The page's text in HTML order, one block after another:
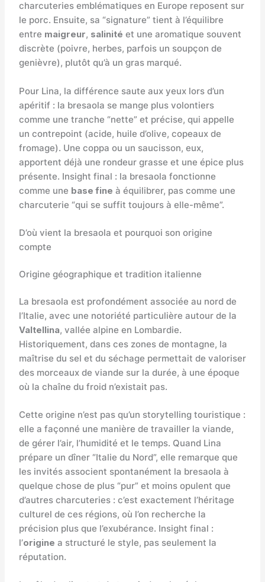
charcuteries emblématiques en Europe reposent sur
le porc. Ensuite, sa “signature” tient à l’équilibre
entre maigreur, salinité et une aromatique souvent
discrète (poivre, herbes, parfois un soupçon de
genièvre), plutôt qu’à un gras marqué.
Pour Lina, la différence saute aux yeux lors d’un
apéritif : la bresaola se mange plus volontiers
comme une tranche “nette” et précise, qui appelle
un contrepoint (acide, huile d’olive, copeaux de
fromage). Une coppa ou un saucisson, eux,
apportent déjà une rondeur grasse et une épice plus
présente. Insight final : la bresaola fonctionne
comme une base fine à équilibrer, pas comme une
charcuterie “qui se suffit toujours à elle-même”.
D’où vient la bresaola et pourquoi son origine
compte
Origine géographique et tradition italienne
La bresaola est profondément associée au nord de
l’Italie, avec une notoriété particulière autour de la
Valtellina, vallée alpine en Lombardie.
Historiquement, dans ces zones de montagne, la
maîtrise du sel et du séchage permettait de valoriser
des morceaux de viande sur la durée, à une époque
où la chaîne du froid n’existait pas.
Cette origine n’est pas qu’un storytelling touristique :
elle a façonné une manière de travailler la viande,
de gérer l’air, l’humidité et le temps. Quand Lina
prépare un dîner “Italie du Nord”, elle remarque que
les invités associent spontanément la bresaola à
quelque chose de plus “pur” et moins opulent que
d’autres charcuteries : c’est exactement l’héritage
culturel de ces régions, où l’on recherche la
précision plus que l’exubérance. Insight final :
l’origine a structuré le style, pas seulement la
réputation.